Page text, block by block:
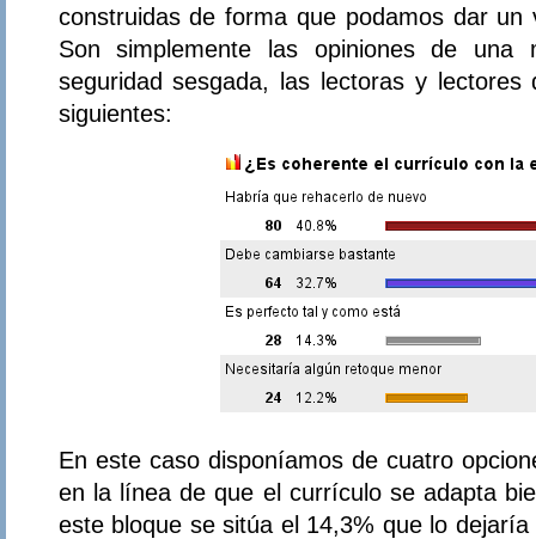
construidas de forma que podamos dar
Son simplemente las opiniones de una
seguridad sesgada, las lectoras y
siguientes:
En este caso disponíamos de cuatro
en la línea de que el currículo se adapta
este bloque se sitúa el 14,3% que lo